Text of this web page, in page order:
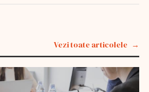
Vezi toate articolele